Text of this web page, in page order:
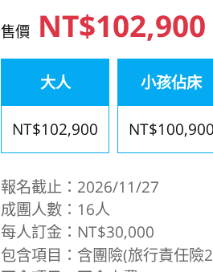
售價
大人
NT$102,900
小孩佔床
NT$100,900
報名截止：2026/11/27
成團人數：16人
每人訂金：NT$30,000
包含項目：含團險(旅行責任險